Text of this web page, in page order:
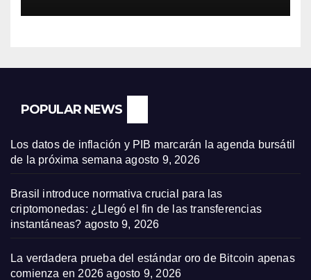
POPULAR NEWS
Los datos de inflación y PIB marcarán la agenda bursátil
de la próxima semana agosto 9, 2026
Brasil introduce normativa crucial para las
criptomonedas: ¿Llegó el fin de las transferencias
instantáneas? agosto 9, 2026
La verdadera prueba del estándar oro de Bitcoin apenas
comienza en 2026 agosto 9, 2026